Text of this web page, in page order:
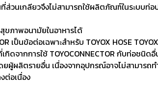
ส่วนเกลียวจึงไม่สามารถใช้ผลิตภัณฑ์ในระบบท่อ
ภาพอนามัยในอาหารได้
เป็นข้อต่อเฉพาะสำหรับ TOYOX HOSE
กิดจากการใช้ TOYOCONNECTOR กับท่อชนิ
ยผู้ผลิตรายอื่น เนื่องจากอุปกรณ์อาจไม่สามารถท
ต่อเนื่อง